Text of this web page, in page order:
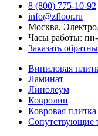
8 (800) 775-10-92
info@zfloor.ru
Москва,
Часы работы:
Заказать
Виниловая
Ламинат
Линолеум
Ковролин
Ковровая плитка
Сопутствующие